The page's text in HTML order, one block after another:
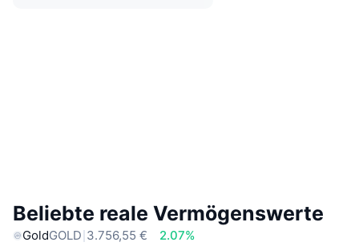
Beliebte reale Vermögenswerte
GoldGOLD 3.756,55 €
2.07%